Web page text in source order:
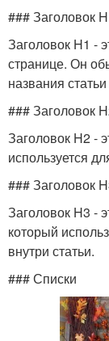
### Заголовок
Заголовок H1 -
странице. Он
названия
### Заголовок
Заголовок H2 -
используется
### Заголовок
Заголовок H3 -
который
внутри статьи.
### Списки